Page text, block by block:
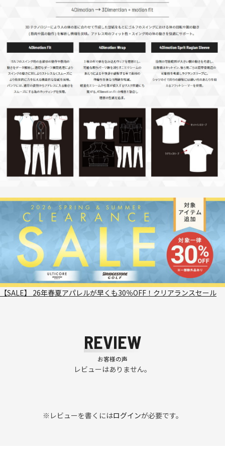
【SALE】 26年春夏アパレルが早くも30％OFF！クリアランスセール
REVIEW
お客様の声
レビューはありません。
※レビューを書くにはログインが必要です。